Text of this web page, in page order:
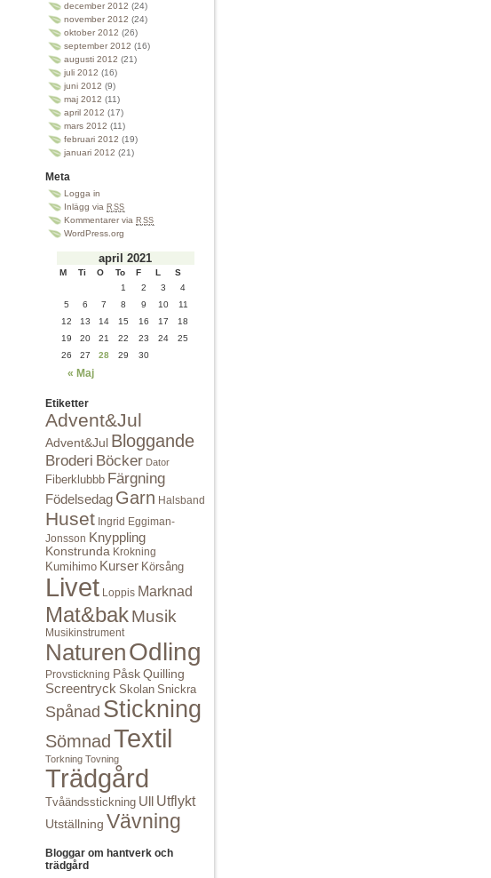
december 2012 (24)
november 2012 (24)
oktober 2012 (26)
september 2012 (16)
augusti 2012 (21)
juli 2012 (16)
juni 2012 (9)
maj 2012 (11)
april 2012 (17)
mars 2012 (11)
februari 2012 (19)
januari 2012 (21)
Meta
Logga in
Inlägg via RSS
Kommentarer via RSS
WordPress.org
april 2021
M Ti O To F L S
« Maj
1 2 3
4
5
6 7 8 9 10
11
12
13 14 15 16 17
18
19
20 21 22 23 24
25
26
27 28 29 30
Etiketter
Advent&Jul
Advent&Jul Bloggande
Broderi Böcker Dator
Fiberklubbb Färgning
Födelsedag Garn Halsband
Huset Ingrid Eggiman-
Jonsson Knyppling
Konstrunda Krokning
Kumihimo Kurser Körsång
Livet Loppis Marknad
Mat&bakMusik
Musikinstrument
NaturenOdling
Provstickning Påsk Quilling
Screentryck Skolan Snickra
Spånad Stickning
Sömnad Textil
Torkning Tovning
Trädgård
Tvåändsstickning Ull Utflykt
Utställning Vävning
Bloggar om hantverk och
trädgård